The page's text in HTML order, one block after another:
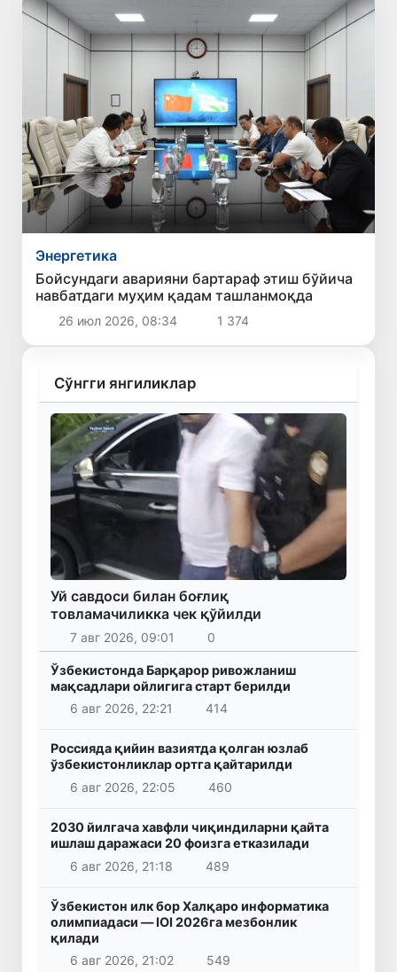
Энергетика
Бойсундаги аварияни бартараф этиш бўйича
навбатдаги муҳим қадам ташланмоқда
26 июл 2026, 08:34 1 374
Сўнгги янгиликлар
Уй савдоси билан боғлиқ
товламачиликка чек қўйилди
7 авг 2026, 09:01 0
Ўзбекистонда Барқарор ривожланиш
мақсадлари ойлигига старт берилди
6 авг 2026, 22:21
414
Россияда қийин вазиятда қолган юзлаб
ўзбекистонликлар ортга қайтарилди
6 авг 2026, 22:05
460
2030 йилгача хавфли чиқиндиларни қайта
ишлаш даражаси 20 фоизга етказилади
6 авг 2026, 21:18
489
Ўзбекистон илк бор Халқаро информатика
олимпиадаси — IOI 2026га мезбонлик
қилади
6 авг 2026, 21:02
549